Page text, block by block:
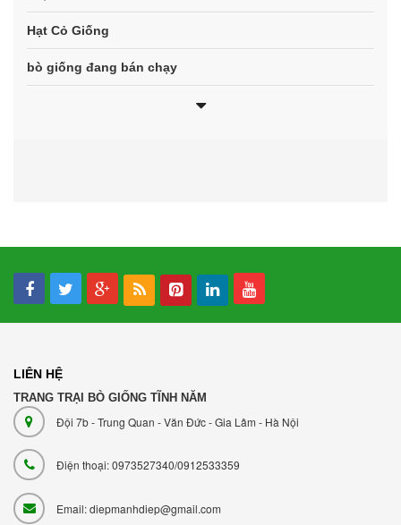
Hạt Cỏ Giống
bò giống đang bán chạy
LIÊN HỆ
TRANG TRẠI BÒ GIỐNG TĨNH NĂM
Đội 7b - Trung Quan - Văn Đức - Gia Lâm - Hà Nội
Điện thoại: 0973527340/0912533359
Email: diepmanhdiep@gmail.com